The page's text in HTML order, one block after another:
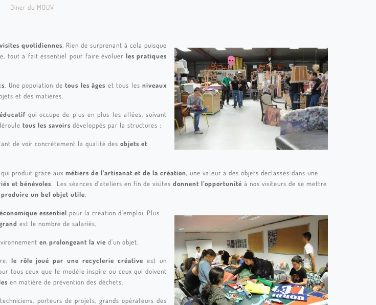
Diner du MOUV
visites quotidiennes . Rien de surprenant à cela puisque
tout à fait essentiel pour faire évoluer les pratiques
. Une population de tous les âges et tous lesniveaux
et des matières.
qui occupe de plus en plus les allées, suivant
tous les savoirs développés par la structures :
de voir concrètement la qualité des objets et
qui produit grâce aux métiers de l’artisanat et de la création, une valeur à des objets déclassés dans une
et bénévoles . Les séances d’ateliers en fin de visites donnent l’opportunité à nos visiteurs de se mettre
produire un bel objet utile
essentiel pour la création d’emploi. Plus
est le nombre de salariés,
en prolongeant la vie d’un objet.
le rôle joué par une recyclerie créative est un
tous ceux que le modèle inspire ou ceux qui doivent
en matière de prévention des déchets.
porteurs de projets, grands opérateurs des